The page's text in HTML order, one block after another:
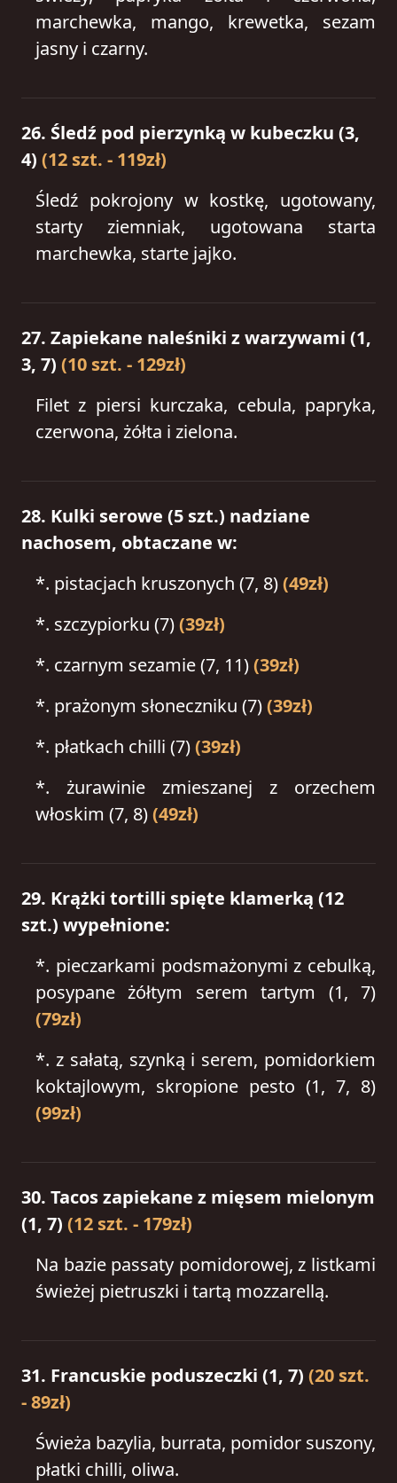
marchewka, mango, krewetka, sezam
jasny i czarny.
26. Śledź pod pierzynką w kubeczku (3,
4) (12 szt. - 119zł)
Śledź pokrojony w kostkę, ugotowany,
starty ziemniak, ugotowana starta
marchewka, starte jajko.
27. Zapiekane naleśniki z warzywami (1,
3, 7) (10 szt. - 129zł)
Filet z piersi kurczaka, cebula, papryka,
czerwona, żółta i zielona.
28. Kulki serowe (5 szt.) nadziane
nachosem, obtaczane w:
*. pistacjach kruszonych (7, 8)(49zł)
*. szczypiorku (7)(39zł)
*. czarnym sezamie (7, 11)(39zł)
*. prażonym słoneczniku (7)(39zł)
*. płatkach chilli (7)(39zł)
*. żurawinie zmieszanej z orzechem
włoskim (7, 8)(49zł)
29. Krążki tortilli spięte klamerką (12
szt.) wypełnione:
*. pieczarkami podsmażonymi z cebulką,
posypane żółtym serem tartym (1, 7)
(79zł)
*. z sałatą, szynką i serem, pomidorkiem
koktajlowym, skropione pesto (1, 7, 8)
(99zł)
30. Tacos zapiekane z mięsem mielonym
(1, 7) (12 szt. - 179zł)
Na bazie passaty pomidorowej, z listkami
świeżej pietruszki i tartą mozzarellą.
31. Francuskie poduszeczki (1, 7) (20 szt.
- 89zł)
Świeża bazylia, burrata, pomidor suszony,
płatki chilli, oliwa.